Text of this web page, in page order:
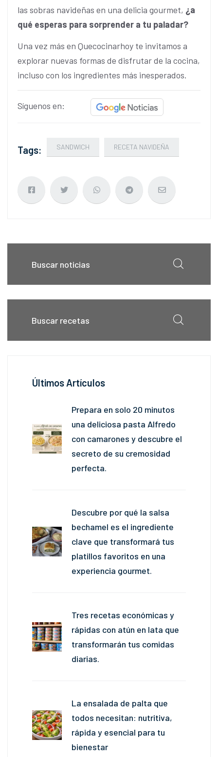
las sobras navideñas en una delicia gourmet, ¿a
qué esperas para sorprender a tu paladar?
Una vez más en Quecocinarhoy te invitamos a
explorar nuevas formas de disfrutar de la cocina,
incluso con los ingredientes más inesperados.
Síguenos en:
Tags: SANDWICH RECETA NAVIDEÑA
Últimos Artículos
Prepara en solo 20 minutos
una deliciosa pasta Alfredo
con camarones y descubre el
secreto de su cremosidad
perfecta.
Descubre por qué la salsa
bechamel es el ingrediente
clave que transformará tus
platillos favoritos en una
experiencia gourmet.
Tres recetas económicas y
rápidas con atún en lata que
transformarán tus comidas
diarias.
La ensalada de palta que
todos necesitan: nutritiva,
rápida y esencial para tu
bienestar